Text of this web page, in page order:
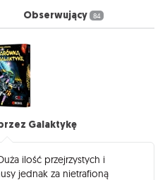
Obserwujący 84
Galaktykę
ilość przejrzystych i
jednak za nietrafioną